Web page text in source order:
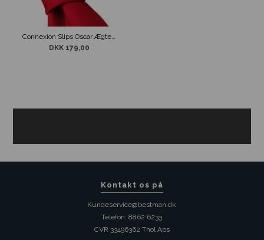
Connexion Slips Oscar Ægte Rød 5cm
DKK 179,00
Kontakt os på
Kundeservice@bestman.dk
Telefon: 8862 6233
CVR 33496362 Thol Aps